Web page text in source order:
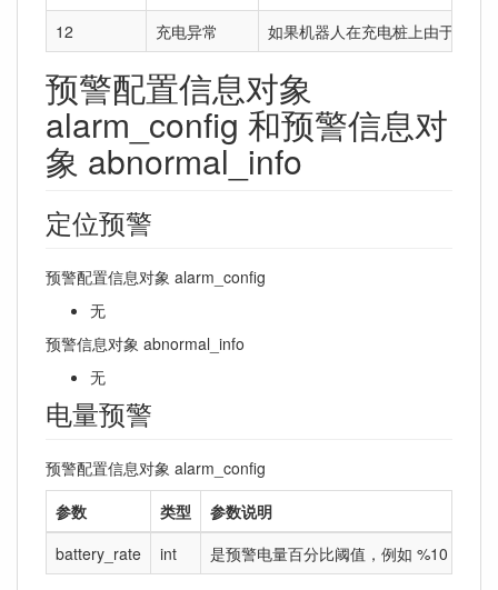
12
充电异常 如果机器人在充电桩上由于接触
预警配置信息对象
alarm_config 和预警信息对
象 abnormal_info
定位预警
预警配置信息对象 alarm_config
无
预警信息对象 abnormal_info
无
电量预警
预警配置信息对象 alarm_config
参数
类型
参数说明
battery_rate
int 是预警电量百分比阈值，例如 %10 是 10